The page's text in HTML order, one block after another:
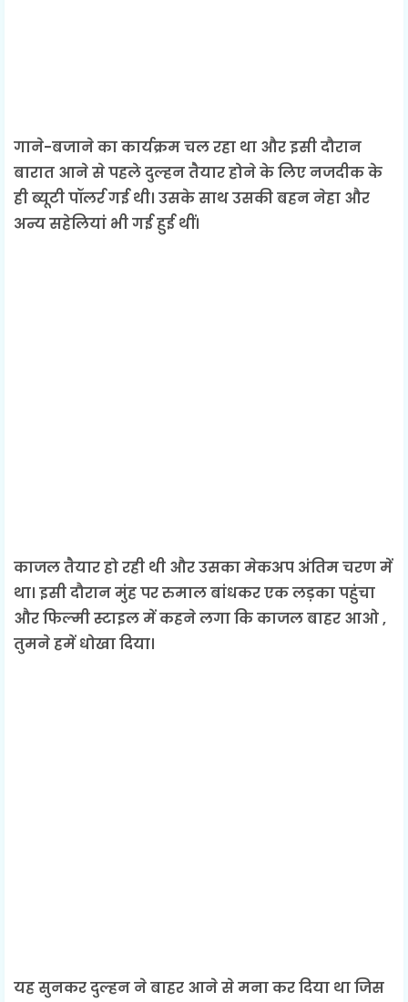
गाने-बजाने का कार्यक्रम चल रहा था और इसी दौरान
बारात आने से पहले दुल्हन तैयार होने के लिए नजदीक के
ही ब्यूटी पॉलर्र गई थी। उसके साथ उसकी बहन नेहा और
अन्य सहेलियां भी गई हुई थीं।
काजल तैयार हो रही थी और उसका मेकअप अंतिम चरण में
था। इसी दौरान मुंह पर रुमाल बांधकर एक लड़का पहुंचा
और फिल्मी स्टाइल में कहने लगा कि काजल बाहर आओ ,
तुमने हमें धोखा दिया।
यह सुनकर दुल्हन ने बाहर आने से मना कर दिया था जिस